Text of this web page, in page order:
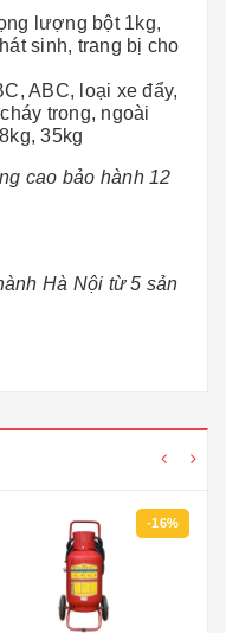
lượng bột 1kg,
sinh, trang bị cho
ABC, loại xe đẩy,
trong, ngoài
35kg
cao bảo hành 12
Hà Nội từ 5 sản
-16%